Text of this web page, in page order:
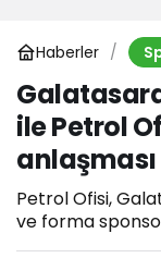
Haberler
ile Petrol
Petrol Ofisi,
ve forma